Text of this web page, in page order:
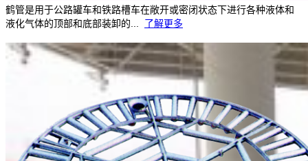
鹤管是用于公路罐车和铁路槽车在敞开或密闭状态下进行各种液体和
液化气体的顶部和底部装卸的... 了解更多